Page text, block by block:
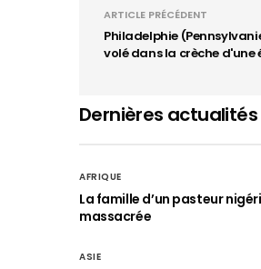
ARTICLE PRÉCÉDENT
Philadelphie
volé dans la crèche d'une
Dernières actualités
AFRIQUE
La famille d’un pasteur
massacrée
ASIE